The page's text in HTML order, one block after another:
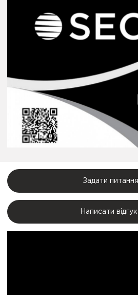
Задати питання
Написати відгук